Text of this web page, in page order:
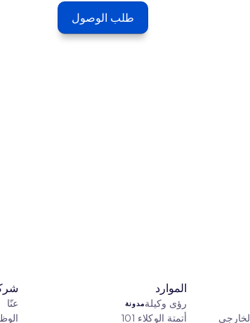
طلب الوصول
الموارد
رؤى وكيلةمدونة
أتمتة الوكلاء 101
عنّا